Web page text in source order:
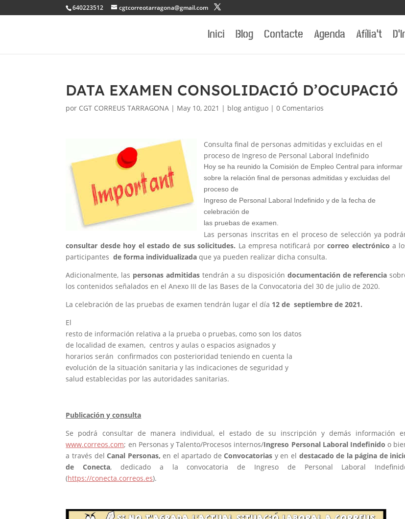
640223512 cgtcorreotarragona@gmail.com
Inici Blog Contacte Agenda Afília’t
DATA EXAMEN CONSOLIDACIÓ D’OCUPACIÓ
por CGT CORREUS TARRAGONA | May 10, 2021 | blog antiguo |0 Comentarios
Consulta final de personas admitidas y excluidas en el
proceso de Ingreso de Personal Laboral Indefinido
Hoy se ha reunido la Comisión de Empleo Central para informar
sobre la relación final de personas admitidas y excluidas del
proceso de
Ingreso de Personal Laboral Indefinido y de la fecha de
celebración de
las pruebas de examen.
Las personas inscritas en el proceso de selección ya
consultar desde hoy el estado de sus solicitudes. La empresa notificará porcorreo electrónico a
participantesde forma individualizada que ya pueden realizar dicha consulta.
Adicionalmente, las personas admitidas tendrán a su disposición documentación de referencia
los contenidos señalados en el Anexo III de las Bases de la Convocatoria del 30 de julio de 2020.
La celebración de las pruebas de examen tendrán lugar el día 12 de septiembre de 2021.
El
resto de información relativa a la prueba o pruebas, como son los datos
de localidad de examen, centros y aulas o espacios asignados y
horarios serán confirmados con posterioridad teniendo en cuenta la
evolución de la situación sanitaria y las indicaciones de seguridad y
salud establecidas por las autoridades sanitarias.
Publicación y consulta
Se podrá consultar de manera individual, el estado de su inscripción y demás información
www.correos.com; en Personas y Talento/Procesos internos/Ingreso Personal Laboral Indefinidoo
a través delCanal Personas,en el apartado de Convocatorias y en el destacado de la página de
de Conecta, dedicado a la convocatoria de Ingreso de Personal Laboral
(https://conecta.correos.es).